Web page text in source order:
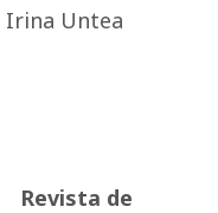
Irina Untea
Revista de